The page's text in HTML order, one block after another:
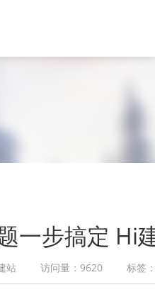
一步搞定 Hi
站 访问量： 9620 标签